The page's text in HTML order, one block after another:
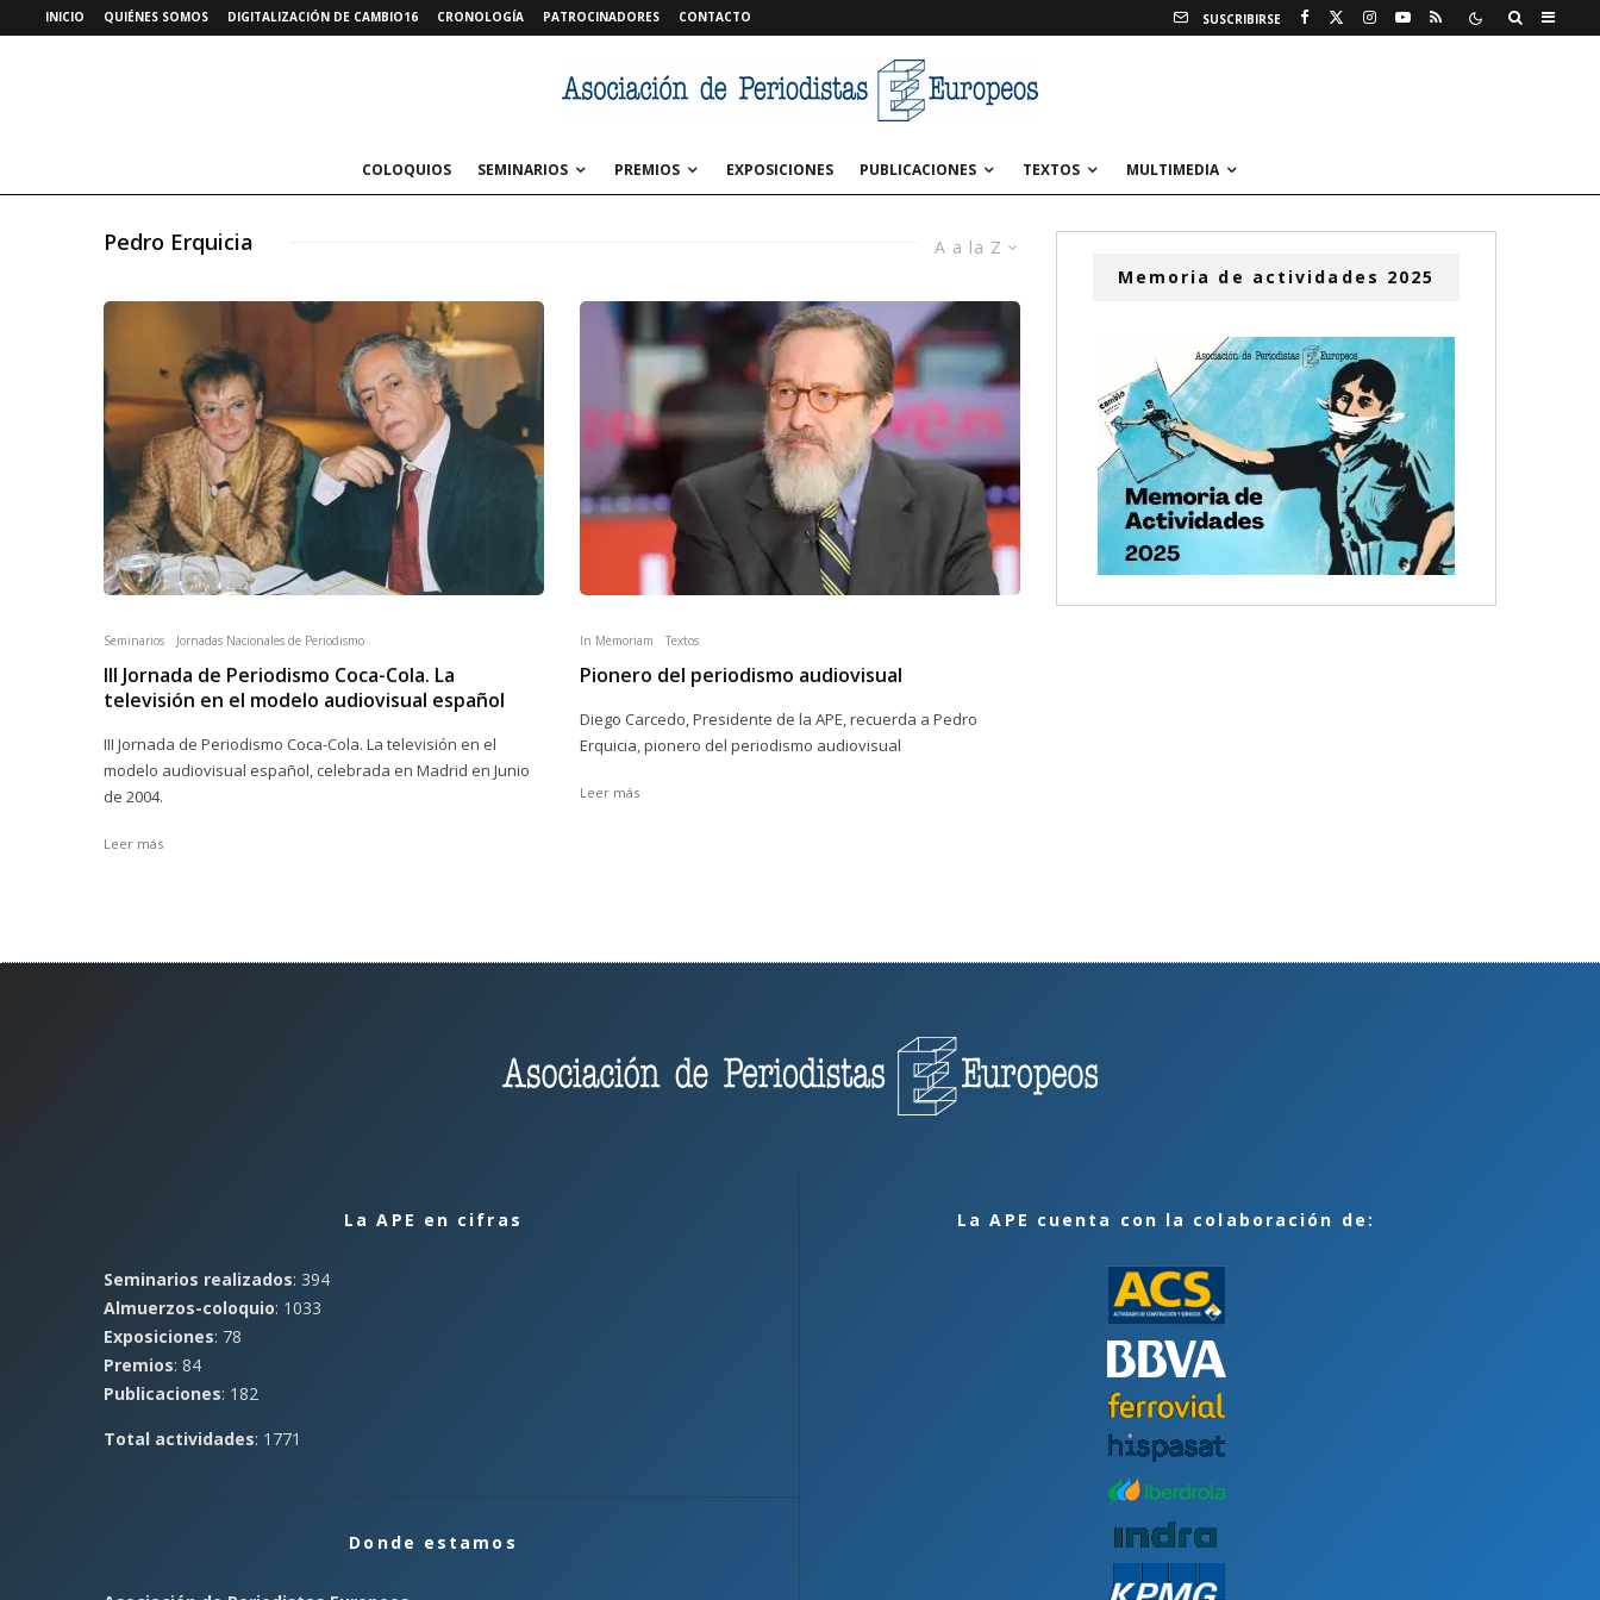
INICIO QUIÉNES SOMOS DIGITALIZACIÓN DE CAMBIO16 CRONOLOGÍA PATROCINADORES CONTACTO SUSCRIBIRSE
COLOQUIOS SEMINARIOS PREMIOS EXPOSICIONES PUBLICACIONES TEXTOS MULTIMEDIA
A a la Z
Pedro Erquicia
Seminarios Jornadas Nacionales de Periodismo
III Jornada de Periodismo Coca-Cola. La
televisión en el modelo audiovisual español
III Jornada de Periodismo Coca-Cola. La televisión en el
modelo audiovisual español, celebrada en Madrid en Junio
de 2004.
Leer más
In Memoriam Textos
Pionero del periodismo audiovisual
Diego Carcedo, Presidente de la APE, recuerda a Pedro
Erquicia, pionero del periodismo audiovisual
Leer más
Memoria de actividades 2025
La APE en cifras
Seminarios realizados: 394
Almuerzos-coloquio: 1033
Exposiciones: 78
Premios: 84
Publicaciones: 182
Total actividades: 1771
Donde estamos
La APE cuenta con la colaboración de: